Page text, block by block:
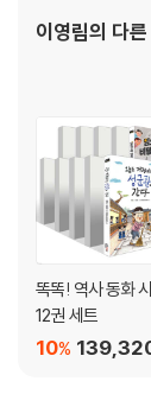
이영림의 다
똑똑! 역사 동화
12권 세트
10%